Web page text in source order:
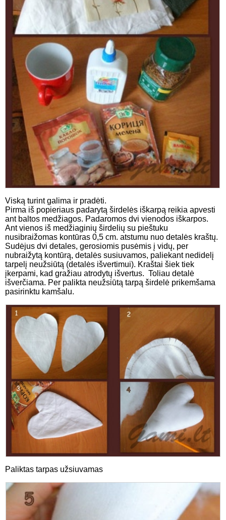
Viską turint galima ir pradėti.
Pirma iš popieriaus padarytą širdelės iškarpą reikia apvesti
ant baltos medžiagos. Padaromos dvi vienodos iškarpos.
Ant vienos iš medžiaginių širdelių su pieštuku
nusibraižomas kontūras 0,5 cm. atstumu nuo detalės kraštų.
Sudėjus dvi detales, gerosiomis pusėmis į vidų, per
nubraižytą kontūrą, detalės susiuvamos, paliekant nedidelį
tarpelį neužsiūtą (detalės išvertimui). Kraštai šiek tiek
įkerpami, kad gražiau atrodytų išvertus. Toliau detalė
išverčiama. Per palikta neužsiūtą tarpą širdelė prikemšama
pasirinktu kamšalu.
Paliktas tarpas užsiuvamas